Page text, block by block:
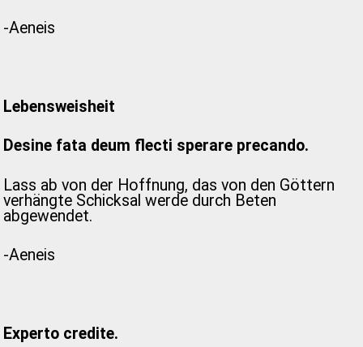
-Aeneis
Lebensweisheit
Desine fata deum flecti sperare precando.
Lass ab von der Hoffnung, das von den Göttern
verhängte Schicksal werde durch Beten
abgewendet.
-Aeneis
Experto credite.